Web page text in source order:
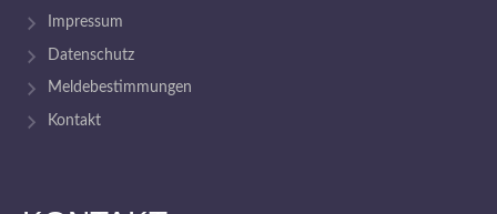
Impressum
Datenschutz
Meldebestimmungen
Kontakt